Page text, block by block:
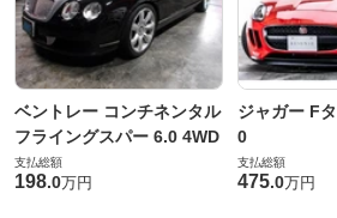
ベントレー コンチネンタル
フライングスパー 6.0 4WD
支払総額
198.0万円
ジャガー F
0
支払総額
475.0万円